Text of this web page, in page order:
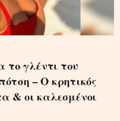
γλέντι του
– Ο κρητικός
& οι καλεσμένοι